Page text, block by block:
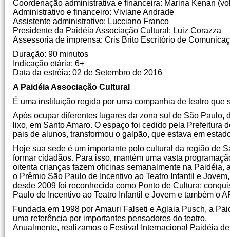
Coordenação administrativa e financeira: Marina Kenan
Administrativo e financeiro: Viviane Andrade
Assistente administrativo: Lucciano Franco
Presidente da Paidéia Associação Cultural: Luiz Corazza
Assessoria de imprensa: Cris Brito Escritório de
Duração: 90 minutos
Indicação etária: 6+
Data da estréia: 02 de Setembro de 2016
A Paidéia Associação Cultural
É uma instituição regida por uma companhia de teatro
Após ocupar diferentes lugares da zona sul de São
lixo, em Santo Amaro. O espaço foi cedido pela
pais de alunos, transformou o galpão, que estava em
Hoje sua sede é um importante polo cultural da região de
formar cidadãos. Para isso, mantém uma vasta
oitenta crianças fazem oficinas semanalmente na
o Prêmio São Paulo de Incentivo ao Teatro Infantil e
desde 2009 foi reconhecida como Ponto de Cultura;
Paulo de Incentivo ao Teatro Infantil e Jovem e também o
Fundada em 1998 por Amauri Falseti e Aglaia Pusch, a
uma referência por importantes pensadores do teatro.
Anualmente, realizamos o Festival Internacional Paidéia